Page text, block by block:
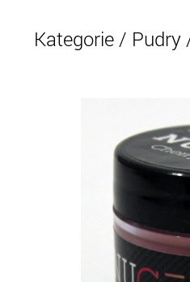
Kategorie / Pudry